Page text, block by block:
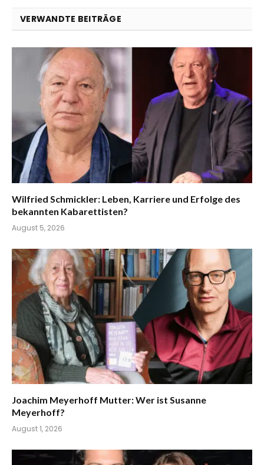
VERWANDTE BEITRÄGE
Wilfried Schmickler: Leben, Karriere und Erfolge des
bekannten Kabarettisten?
August 5, 2026
Joachim Meyerhoff Mutter: Wer ist Susanne
Meyerhoff?
August 1, 2026